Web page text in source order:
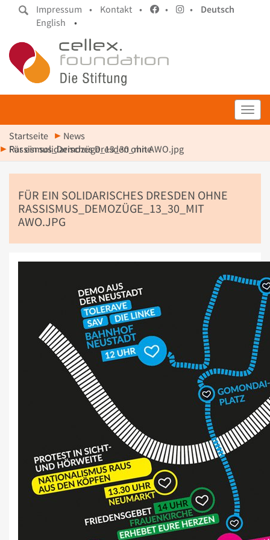
Impressum • Kontakt • • •
Deutsch
English
•
Startseite
News
Für ein solidarisches Dresden ohne Rassismus_Demozüge_13_30_mit AWO.jpg
FÜR EIN SOLIDARISCHES DRESDEN OHNE
RASSISMUS_DEMOZÜGE_13_30_MIT
AWO.JPG